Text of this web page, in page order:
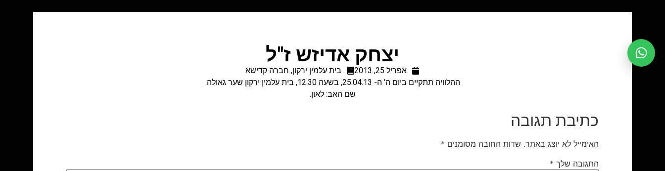
יצחק אדיזש ז"ל
אפריל 25, 2013 בית עלמין ירקון, חברה קדישא
ההלוויה תתקיים ביום ה' ה- 25.04.13, בשעה 12.30, בית עלמין ירקון שער גאולה.
שם האב: לאון.
כתיבת תגובה
האימייל לא יוצג באתר. שדות החובה מסומנים *
התגובה שלך *